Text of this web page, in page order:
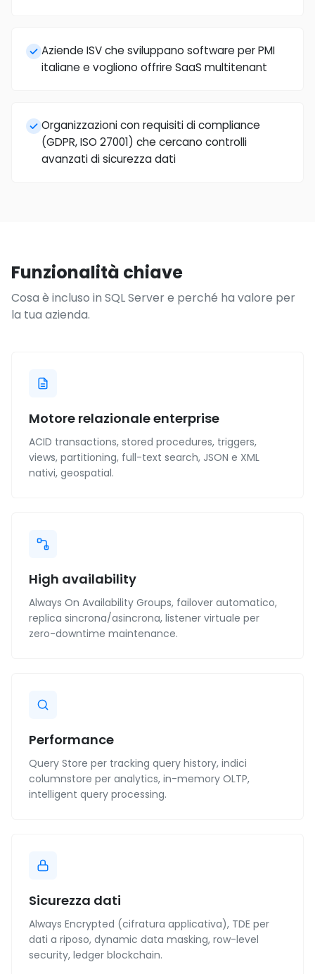
Aziende ISV che sviluppano software per PMI
italiane e vogliono offrire SaaS multitenant
Organizzazioni con requisiti di compliance
(GDPR, ISO 27001) che cercano controlli
avanzati di sicurezza dati
Funzionalità chiave
Cosa è incluso in SQL Server e perché ha valore per
la tua azienda.
Motore relazionale enterprise
ACID transactions, stored procedures, triggers,
views, partitioning, full-text search, JSON e XML
nativi, geospatial.
High availability
Always On Availability Groups, failover automatico,
replica sincrona/asincrona, listener virtuale per
zero-downtime maintenance.
Performance
Query Store per tracking query history, indici
columnstore per analytics, in-memory OLTP,
intelligent query processing.
Sicurezza dati
Always Encrypted (cifratura applicativa), TDE per
dati a riposo, dynamic data masking, row-level
security, ledger blockchain.